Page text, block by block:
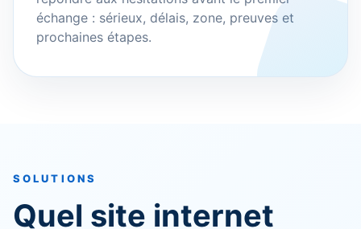
échange : sérieux, délais, zone, preuves et
prochaines étapes.
SOLUTIONS
Quel site internet